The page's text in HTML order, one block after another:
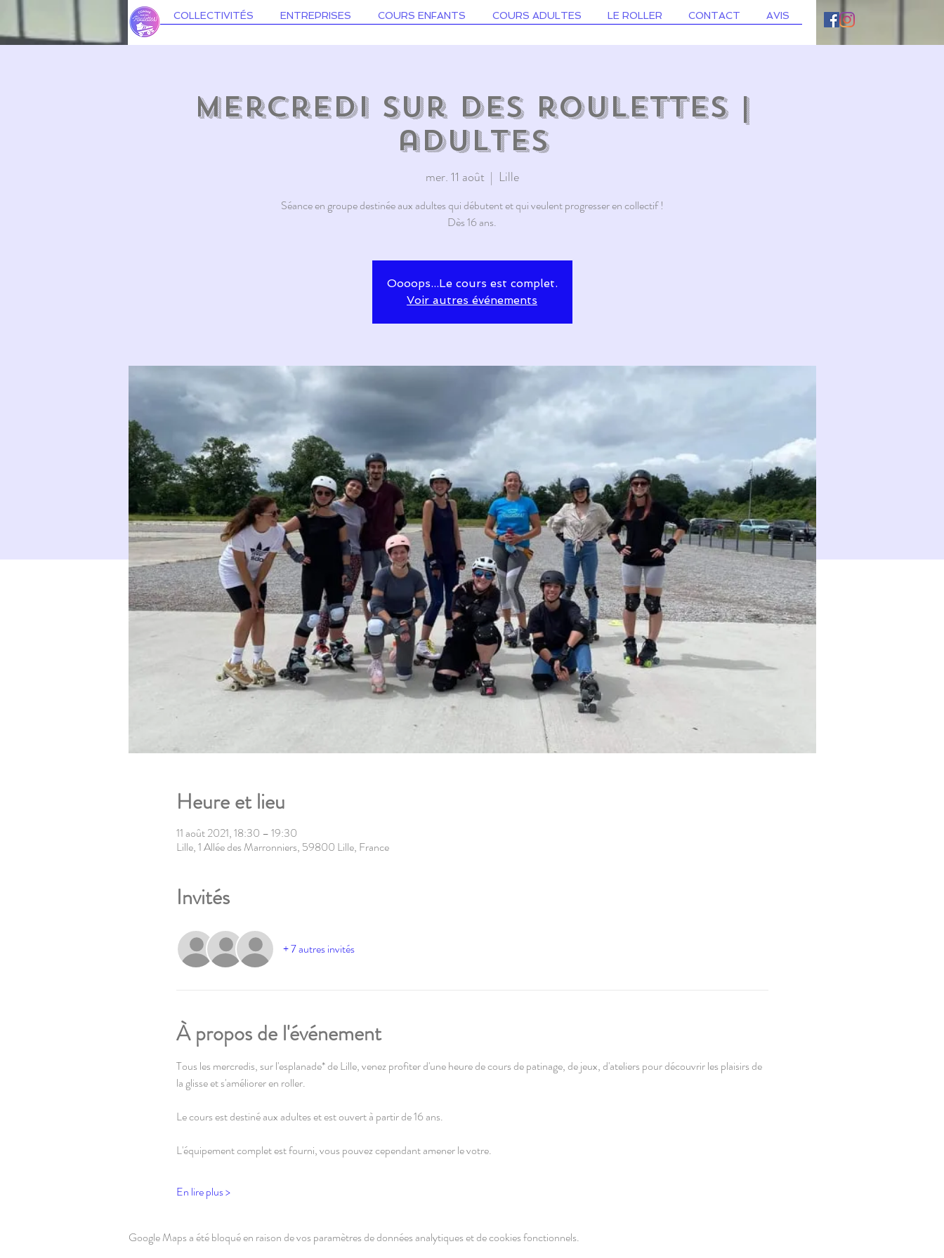
COLLECTIVITÉS ENTREPRISES COURS ENFANTS COURS ADULTES LE ROLLER CONTACT AVIS
Mercredi sur des roulettes |
adultes
mer. 11 août
  |
Lille
Séance en groupe destinée aux adultes qui débutent et qui veulent progresser en collectif !
Dès 16 ans.
Oooops...Le cours est complet.
Voir autres événements
Heure et lieu
11 août 2021, 18:30 – 19:30
Lille, 1 Allée des Marronniers, 59800 Lille, France
Invités
+ 7 autres invités
À propos de l'événement
Tous les mercredis, sur l'esplanade* de Lille, venez profiter d'une heure de cours de patinage, de jeux, d'ateliers pour découvrir les plaisirs de
la glisse et s'améliorer en roller.
Le cours est destiné aux adultes et est ouvert à partir de 16 ans.
L'équipement complet est fourni, vous pouvez cependant amener le votre.
En lire plus >
Google Maps a été bloqué en raison de vos paramètres de données analytiques et de cookies fonctionnels.